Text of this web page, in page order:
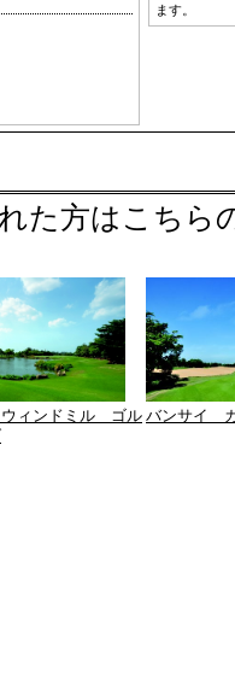
ます。
た方はこちら
ウィンドミル ゴルバンサイ